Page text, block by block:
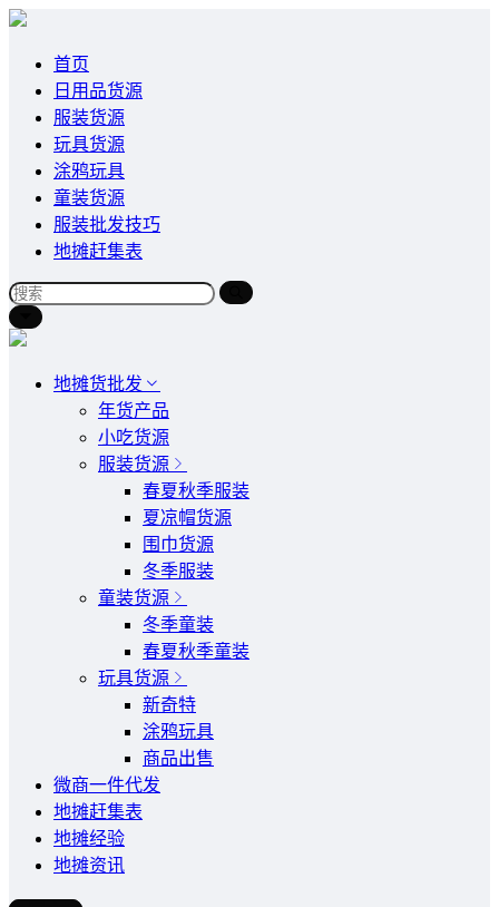
首页
日用品货源
服装货源
玩具货源
涂鸦玩具
童装货源
服装批发技巧
地摊赶集表
地摊货批发
年货产品
小吃货源
服装货源
春夏秋季服装
夏凉帽货源
围巾货源
冬季服装
童装货源
冬季童装
春夏秋季童装
玩具货源
新奇特
涂鸦玩具
商品出售
微商一件代发
地摊赶集表
地摊经验
地摊资讯